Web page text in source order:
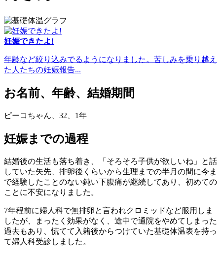
妊娠できたよ!
年齢など絞り込みでるようになりました。苦しみを乗り越え
た人たちの妊娠報告...
お名前、年齢、結婚期間
ピーコちゃん、32、1年
妊娠までの過程
結婚後の生活も落ち着き、「そろそろ子供が欲しいね」と話
していた矢先、排卵後くらいから生理までの半月の間に今ま
で経験したことのない鈍い下腹痛が継続してあり、初めての
ことに不安になりました。
7年程前に婦人科で無排卵と言われクロミッドなど服用しま
したが、まったく効果がなく、途中で通院をやめてしまった
過去もあり、慌てて入籍後からつけていた基礎体温表を持っ
て婦人科受診しました。